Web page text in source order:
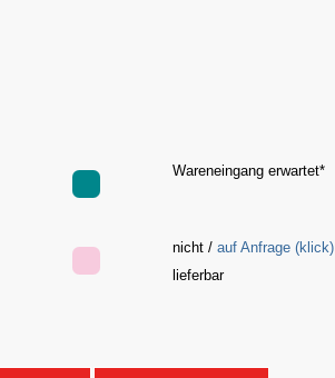
Wareneingang erwartet*
nicht / auf Anfrage (klick)
lieferbar